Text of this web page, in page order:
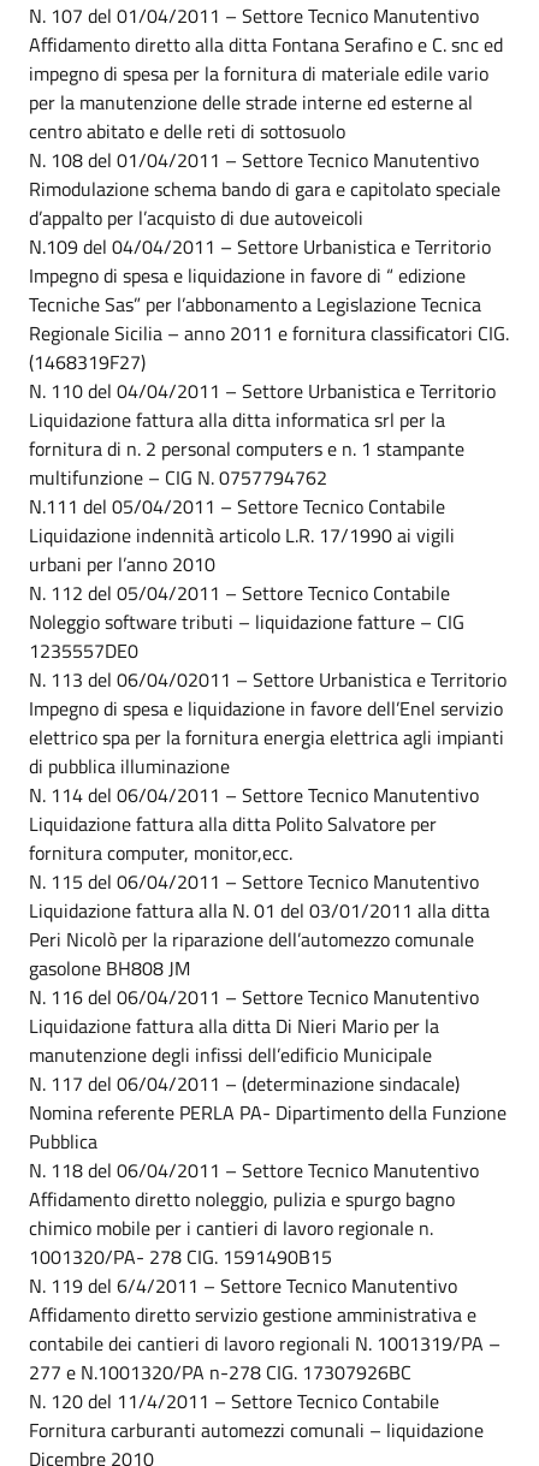
N. 107 del 01/04/2011 – Settore Tecnico Manutentivo
Affidamento diretto alla ditta Fontana Serafino e C. snc ed
impegno di spesa per la fornitura di materiale edile vario
per la manutenzione delle strade interne ed esterne al
centro abitato e delle reti di sottosuolo
N. 108 del 01/04/2011 – Settore Tecnico Manutentivo
Rimodulazione schema bando di gara e capitolato speciale
d’appalto per l’acquisto di due autoveicoli
N.109 del 04/04/2011 – Settore Urbanistica e Territorio
Impegno di spesa e liquidazione in favore di “ edizione
Tecniche Sas” per l’abbonamento a Legislazione Tecnica
Regionale Sicilia – anno 2011 e fornitura classificatori CIG.
(1468319F27)
N. 110 del 04/04/2011 – Settore Urbanistica e Territorio
Liquidazione fattura alla ditta informatica srl per la
fornitura di n. 2 personal computers e n. 1 stampante
multifunzione – CIG N. 0757794762
N.111 del 05/04/2011 – Settore Tecnico Contabile
Liquidazione indennità articolo L.R. 17/1990 ai vigili
urbani per l’anno 2010
N. 112 del 05/04/2011 – Settore Tecnico Contabile
Noleggio software tributi – liquidazione fatture – CIG
1235557DE0
N. 113 del 06/04/02011 – Settore Urbanistica e Territorio
Impegno di spesa e liquidazione in favore dell’Enel servizio
elettrico spa per la fornitura energia elettrica agli impianti
di pubblica illuminazione
N. 114 del 06/04/2011 – Settore Tecnico Manutentivo
Liquidazione fattura alla ditta Polito Salvatore per
fornitura computer, monitor,ecc.
N. 115 del 06/04/2011 – Settore Tecnico Manutentivo
Liquidazione fattura alla N. 01 del 03/01/2011 alla ditta
Peri Nicolò per la riparazione dell’automezzo comunale
gasolone BH808 JM
N. 116 del 06/04/2011 – Settore Tecnico Manutentivo
Liquidazione fattura alla ditta Di Nieri Mario per la
manutenzione degli infissi dell’edificio Municipale
N. 117 del 06/04/2011 – (determinazione sindacale)
Nomina referente PERLA PA- Dipartimento della Funzione
Pubblica
N. 118 del 06/04/2011 – Settore Tecnico Manutentivo
Affidamento diretto noleggio, pulizia e spurgo bagno
chimico mobile per i cantieri di lavoro regionale n.
1001320/PA- 278 CIG. 1591490B15
N. 119 del 6/4/2011 – Settore Tecnico Manutentivo
Affidamento diretto servizio gestione amministrativa e
contabile dei cantieri di lavoro regionali N. 1001319/PA –
277 e N.1001320/PA n-278 CIG. 17307926BC
N. 120 del 11/4/2011 – Settore Tecnico Contabile
Fornitura carburanti automezzi comunali – liquidazione
Dicembre 2010